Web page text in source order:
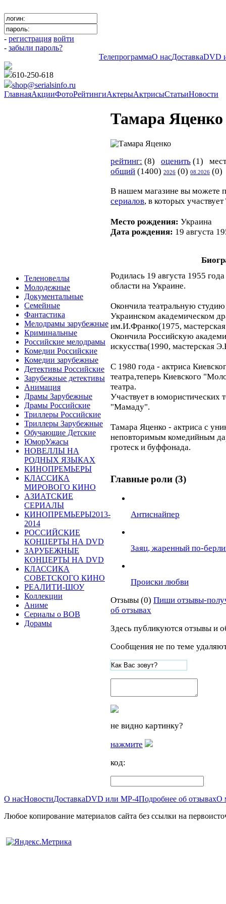
- регистрация войти
- забыли пароль?
ТелепрограммаО насДоставкаDVD
610-250-618
shop@serialsinfo.ru
ГлавнаяАкцииФотоРейтингиАктерыАктрисыСтатьиНовости
Теленовеллы
Молодежные
Документальные
Семейные
Фантастика
Мелодрамы зарубежные
Криминальные
Российские мелодрамы
Комедии Российские
Комедии зарубежные
Детективы Российские
Зарубежные детективы
Анимация
Драмы Зарубежные
Драмы Российские
Триллеры Российские
Триллеры Зарубежные
Обучающие Детские
ЮморУжасы
НОВЕЛЛЫ НА
РОДНЫХ ЯЗЫКАХ
КИНОПРЕМЬЕРЫ
КЛАССИКА
МИРОВОГО КИНО
АЗИАТСКИЕ
СЕРИАЛЫ
КИНОПРЕМЬЕРЫ2013-
2014
РОССИЙСКИЕ
КОНЦЕРТЫ НА DVD
ЗАРУБЕЖНЫЕ
КОНЦЕРТЫ НА DVD
КЛАССИКА
СОВЕТСКОГО КИНО
РЕАЛИТИ-ШОУ
Коллекции
Аниме
Сериалы о ВОВ
Дорамы
Тамара Яценко
рейтинг: (8) оценить (1)
общий (1400) 2026 (0) 08.2026 (0)
В нашем магазине вы можете
сериалов, в которых
Место рождения: Украина
Дата рождения: 19 августа
Родилась 19 августа 1955
области на Украине.
Окончила театральную
Украинском академическом
им.И.Франко(1975,
Окончила Российскую
искусства(1990, мастерская
С 1980 года - актриса
театра,теперь Киевского
театра.
Участвует в юмористических
"Мамаду".
Тамара Яценко - актриса с
неповторимым комедийным
гротеск и буффонада.
Главные роли (3)
Антиснайпер
Заяц, жаренный по-
Происки любви
Отзывы (0) Пиши отзывы-
об отзывах
Здесь публикуются отзывы и
Сообщения не по теме
не видно картинку?
нажмите
код:
О насНовостиДоставкаDVD или MP-4Подробнее об отзывахО
Любое копирование материалов сайта без ссылки на